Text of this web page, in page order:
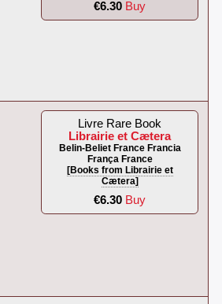
€6.30 Buy
Livre Rare Book
Librairie et Cætera
Belin-Beliet France Francia
França France
[Books from Librairie et
Cætera]
€6.30 Buy